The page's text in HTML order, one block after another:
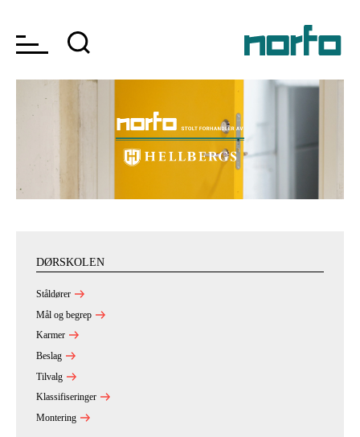
DØRSKOLEN
Ståldører
Mål og begrep
Karmer
Beslag
Tilvalg
Klassifiseringer
Montering